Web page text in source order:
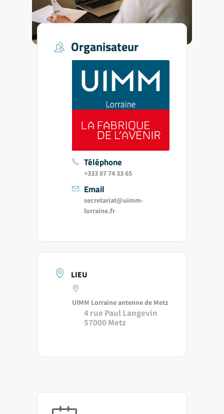
Organisateur
Téléphone
+333 87 74 33 65
Email
secretariat@uimm-
lorraine.fr
LIEU
UIMM Lorraine antenne de Metz
4 rue Paul Langevin
57000 Metz